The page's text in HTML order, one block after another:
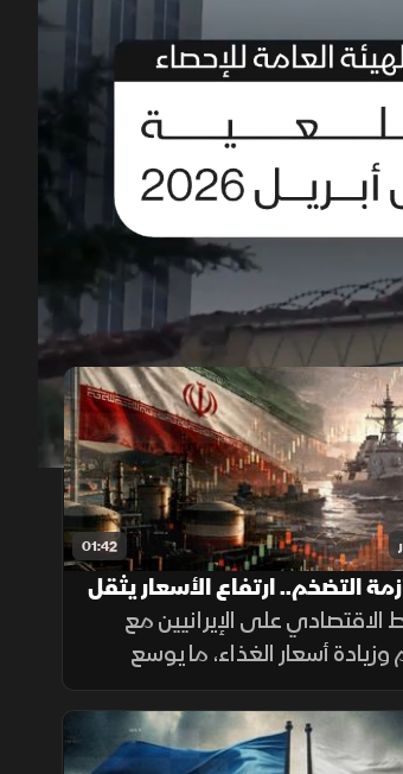
00:12/01:33
01:42
التضخم.. ارتفاع الأسعار يثقل
الاقتصادي على الإيرانيين مع
وزيادة أسعار الغذاء، ما يوسع
الاجتماعية ويدفع الأسر إلى
لمواجهة تراجع القدرة الشرائية.